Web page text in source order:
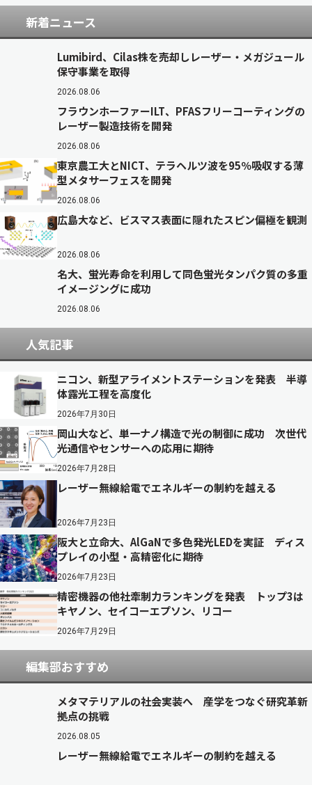
新着ニュース
Lumibird、Cilas株を売却しレーザー・メガジュール
保守事業を取得
2026.08.06
フラウンホーファーILT、PFASフリーコーティングの
レーザー製造技術を開発
2026.08.06
東京農工大とNICT、テラヘルツ波を95％吸収する薄
型メタサーフェスを開発
2026.08.06
広島大など、ビスマス表面に隠れたスピン偏極を観測
2026.08.06
名大、蛍光寿命を利用して同色蛍光タンパク質の多重
イメージングに成功
2026.08.06
人気記事
ニコン、新型アライメントステーションを発表 半導
体露光工程を高度化
2026年7月30日
岡山大など、単一ナノ構造で光の制御に成功 次世代
光通信やセンサーへの応用に期待
2026年7月28日
レーザー無線給電でエネルギーの制約を越える
2026年7月23日
阪大と立命大、AlGaNで多色発光LEDを実証 ディス
プレイの小型・高精密化に期待
2026年7月23日
精密機器の他社牽制力ランキングを発表 トップ3は
キヤノン、セイコーエプソン、リコー
2026年7月29日
編集部おすすめ
メタマテリアルの社会実装へ 産学をつなぐ研究革新
拠点の挑戦
2026.08.05
レーザー無線給電でエネルギーの制約を越える